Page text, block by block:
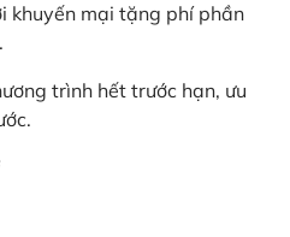
khuyến mại tặng phí phần
trình hết trước hạn, ưu